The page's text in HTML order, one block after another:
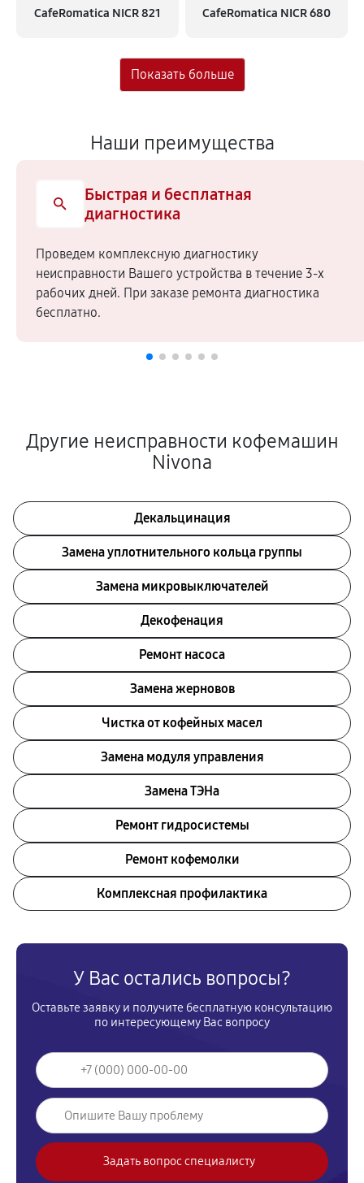
CafeRomatica NICR 821 CafeRomatica NICR 680
Наши преимущества
Быстрая и бесплатная
диагностика
Проведем комплексную диагностику
неисправности Вашего устройства в течение 3-х
рабочих дней. При заказе ремонта диагностика
бесплатно.
Другие неисправности кофемашин
Nivona
Декальцинация
Замена уплотнительного кольца группы
Замена микровыключателей
Декофенация
Ремонт насоса
Замена жерновов
Чистка от кофейных масел
Замена модуля управления
Замена ТЭНа
Ремонт гидросистемы
Ремонт кофемолки
Комплексная профилактика
У Вас остались вопросы?
Оставьте заявку и получите бесплатную консультацию
по интересующему Вас вопросу